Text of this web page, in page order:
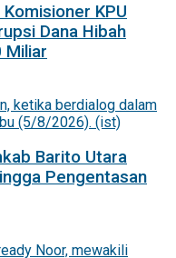
KPU
Dana Hibah
Miliar
Barito Utara
Pengentasan